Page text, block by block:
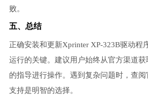
败。
五、总结
正确安装和更新Xprinter XP-323B驱动程
运行的关键。建议用户始终从官方渠道
的指导进行操作。遇到复杂问题时，查
支持是明智的选择。